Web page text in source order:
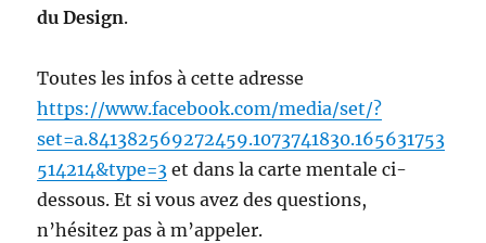
du Design.
Toutes les infos à cette adresse
https://www.facebook.com/media/set/?
set=a.841382569272459.1073741830.165631753
514214&type=3 et dans la carte mentale ci-
dessous. Et si vous avez des questions,
n’hésitez pas à m’appeler.